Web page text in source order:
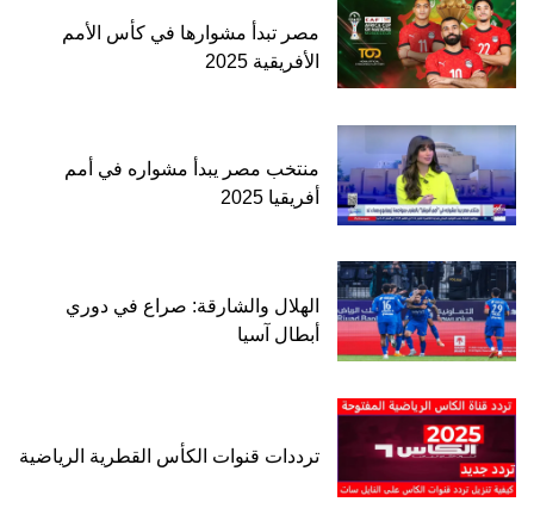
مصر تبدأ مشوارها في كأس الأمم
الأفريقية 2025
منتخب مصر يبدأ مشواره في أمم
أفريقيا 2025
الهلال والشارقة: صراع في دوري
أبطال آسيا
ترددات قنوات الكأس القطرية الرياضية